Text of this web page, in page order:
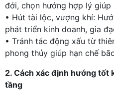
đới, chọn hướng hợp lý
• Hút tài lộc, vượng khí:
phát triển kinh doanh, gia
• Tránh tác động xấu từ
phong thủy giúp hạn chế
2. Cách xác định hướng tốt
tầng